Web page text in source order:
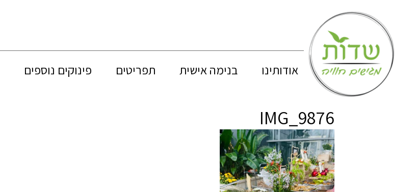
אודותינו בנימה אישית תפריטים פינוקים נוספים
IMG_9876